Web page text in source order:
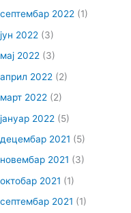
септембар 2022 (1)
јун 2022 (3)
мај 2022 (3)
април 2022 (2)
март 2022 (2)
јануар 2022 (5)
децембар 2021 (5)
новембар 2021 (3)
октобар 2021 (1)
септембар 2021 (1)